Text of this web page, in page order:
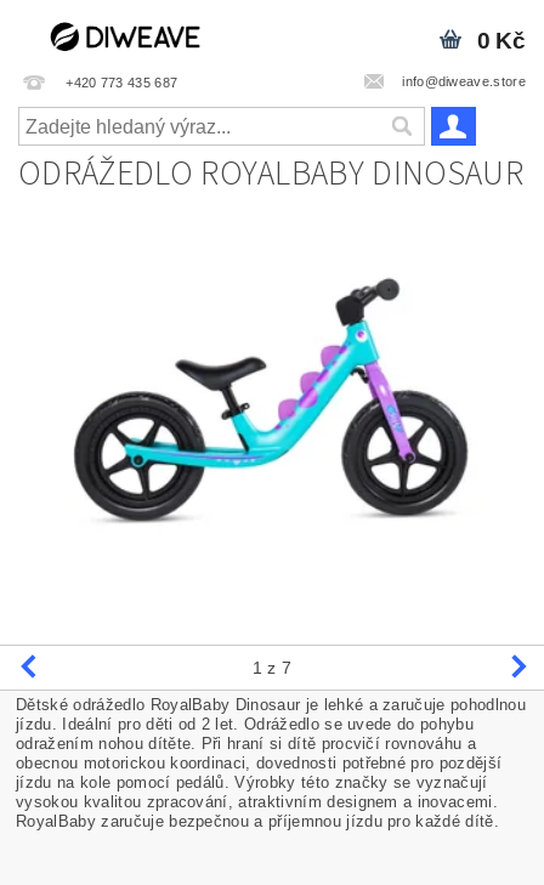
+420 773 435 687 info@diweave.store
0 Kč
ODRÁŽEDLO ROYALBABY DINOSAUR
1 z 7
Dětské odrážedlo RoyalBaby Dinosaur je lehké a zaručuje pohodlnou
jízdu. Ideální pro děti od 2 let. Odrážedlo se uvede do pohybu
odražením nohou dítěte. Při hraní si dítě procvičí rovnováhu a
obecnou motorickou koordinaci, dovednosti potřebné pro pozdější
jízdu na kole pomocí pedálů. Výrobky této značky se vyznačují
vysokou kvalitou zpracování, atraktivním designem a inovacemi.
RoyalBaby zaručuje bezpečnou a příjemnou jízdu pro každé dítě.